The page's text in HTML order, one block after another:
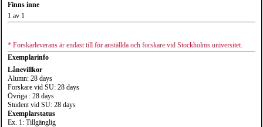
Finns inne
1 av 1
* Forskarleverans är endast till för anställda och forskare vid Stockholms universitet.
Exemplarinfo
Lånevillkor
Alumn: 28 days
Forskare vid SU: 28 days
Övriga : 28 days
Student vid SU: 28 days
Exemplarstatus
Ex. 1: Tillgänglig